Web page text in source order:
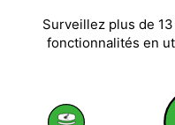
Surveillez plus de
fonctionnalités en